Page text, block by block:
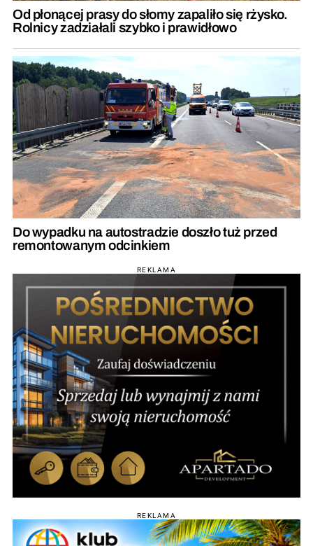
Od płonącej prasy do słomy zapaliło się rżysko.
Rolnicy zadziałali szybko i prawidłowo
Do wypadku na autostradzie doszło tuż przed
remontowanym odcinkiem
REKLAMA
REKLAMA